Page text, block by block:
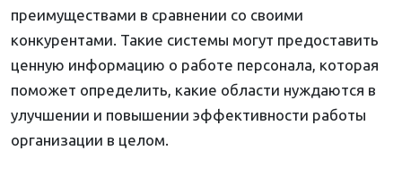
преимуществами в сравнении со своими
конкурентами. Такие системы могут предоставить
ценную информацию о работе персонала, которая
поможет определить, какие области нуждаются в
улучшении и повышении эффективности работы
организации в целом.